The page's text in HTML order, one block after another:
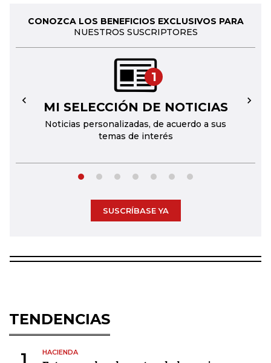
CONOZCA LOS BENEFICIOS EXCLUSIVOS PARA
NUESTROS SUSCRIPTORES
1
MI SELECCIÓN DE NOTICIAS
Noticias personalizadas, de acuerdo a sus
temas de interés
← →
SUSCRÍBASE YA
TENDENCIAS
1 HACIENDA